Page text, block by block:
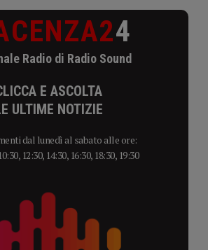
4
Radio di Radio Sound
E ASCOLTA
ULTIME NOTIZIE
dal lunedì al sabato alle ore:
12:30, 14:30, 16:30, 18:30, 19:30